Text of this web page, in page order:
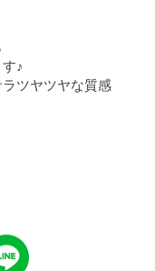
♪
ツヤツヤな質感